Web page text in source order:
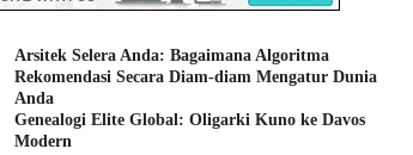
Arsitek Selera Anda: Bagaimana Algoritma
Rekomendasi Secara Diam-diam Mengatur Dunia
Anda
Genealogi Elite Global: Oligarki Kuno ke Davos
Modern